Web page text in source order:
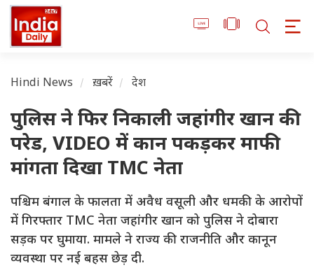
Hindi News ख़बरें देश
पुलिस ने फिर निकाली जहांगीर खान की
परेड, VIDEO में कान पकड़कर माफी
मांगता दिखा TMC नेता
पश्चिम बंगाल के फालता में अवैध वसूली और धमकी के आरोपों
में गिरफ्तार TMC नेता जहांगीर खान को पुलिस ने दोबारा
सड़क पर घुमाया. मामले ने राज्य की राजनीति और कानून
व्यवस्था पर नई बहस छेड़ दी.